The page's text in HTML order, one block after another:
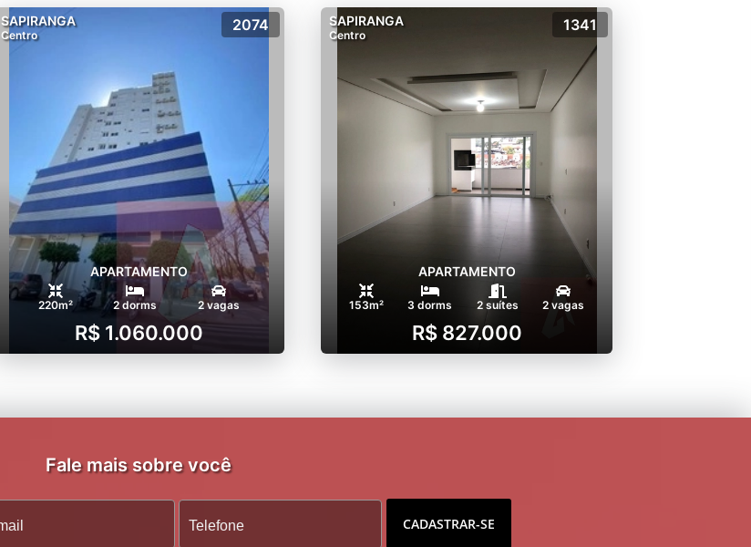
SAPIRANGA
Centro
2074
APARTAMENTO
220m² 2 dorms 2 vagas
R$ 1.060.000
SAPIRANGA
Centro
1341
APARTAMENTO
153m² 3 dorms 2 suítes 2 vagas
R$ 827.000
Fale mais sobre você
CADASTRAR-SE